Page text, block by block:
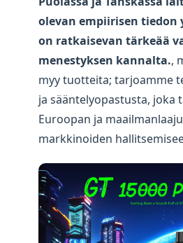
olevan empiirisen
on ratkaisevan tärkeää
menestyksen kannalta.,
myy tuotteita; tarjoamme
ja sääntelyopastusta, joka
Euroopan ja
markkinoiden